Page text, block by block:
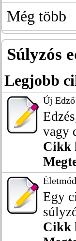
Még több
Súlyzós
Legjobb
Új
vagy
Cikk
Egy
Cikk